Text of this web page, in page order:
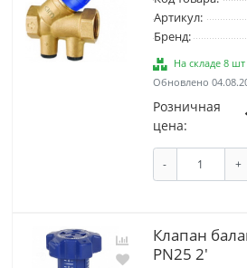
Артикул:
Бренд:
На складе 8 шт
Обновлено
Розничная
цена:
- +
Клапан
PN25 2'